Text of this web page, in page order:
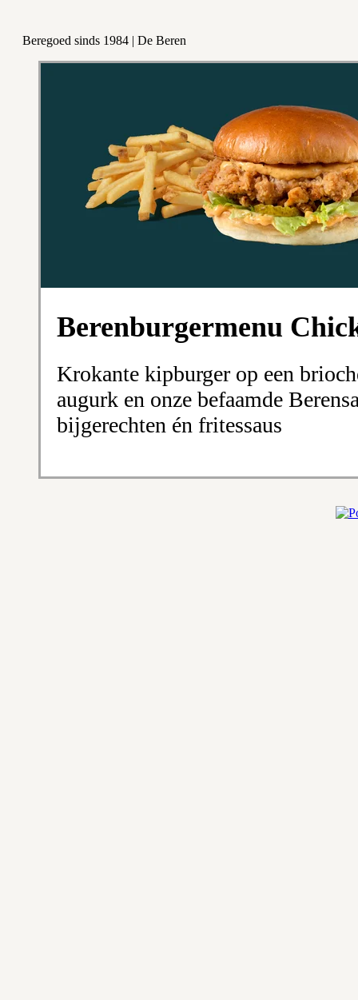
Beregoed sinds 1984 | De Beren
Berenburgermenu
Krokante kipburger op een
augurk en onze befaamde
bijgerechten én fritessaus